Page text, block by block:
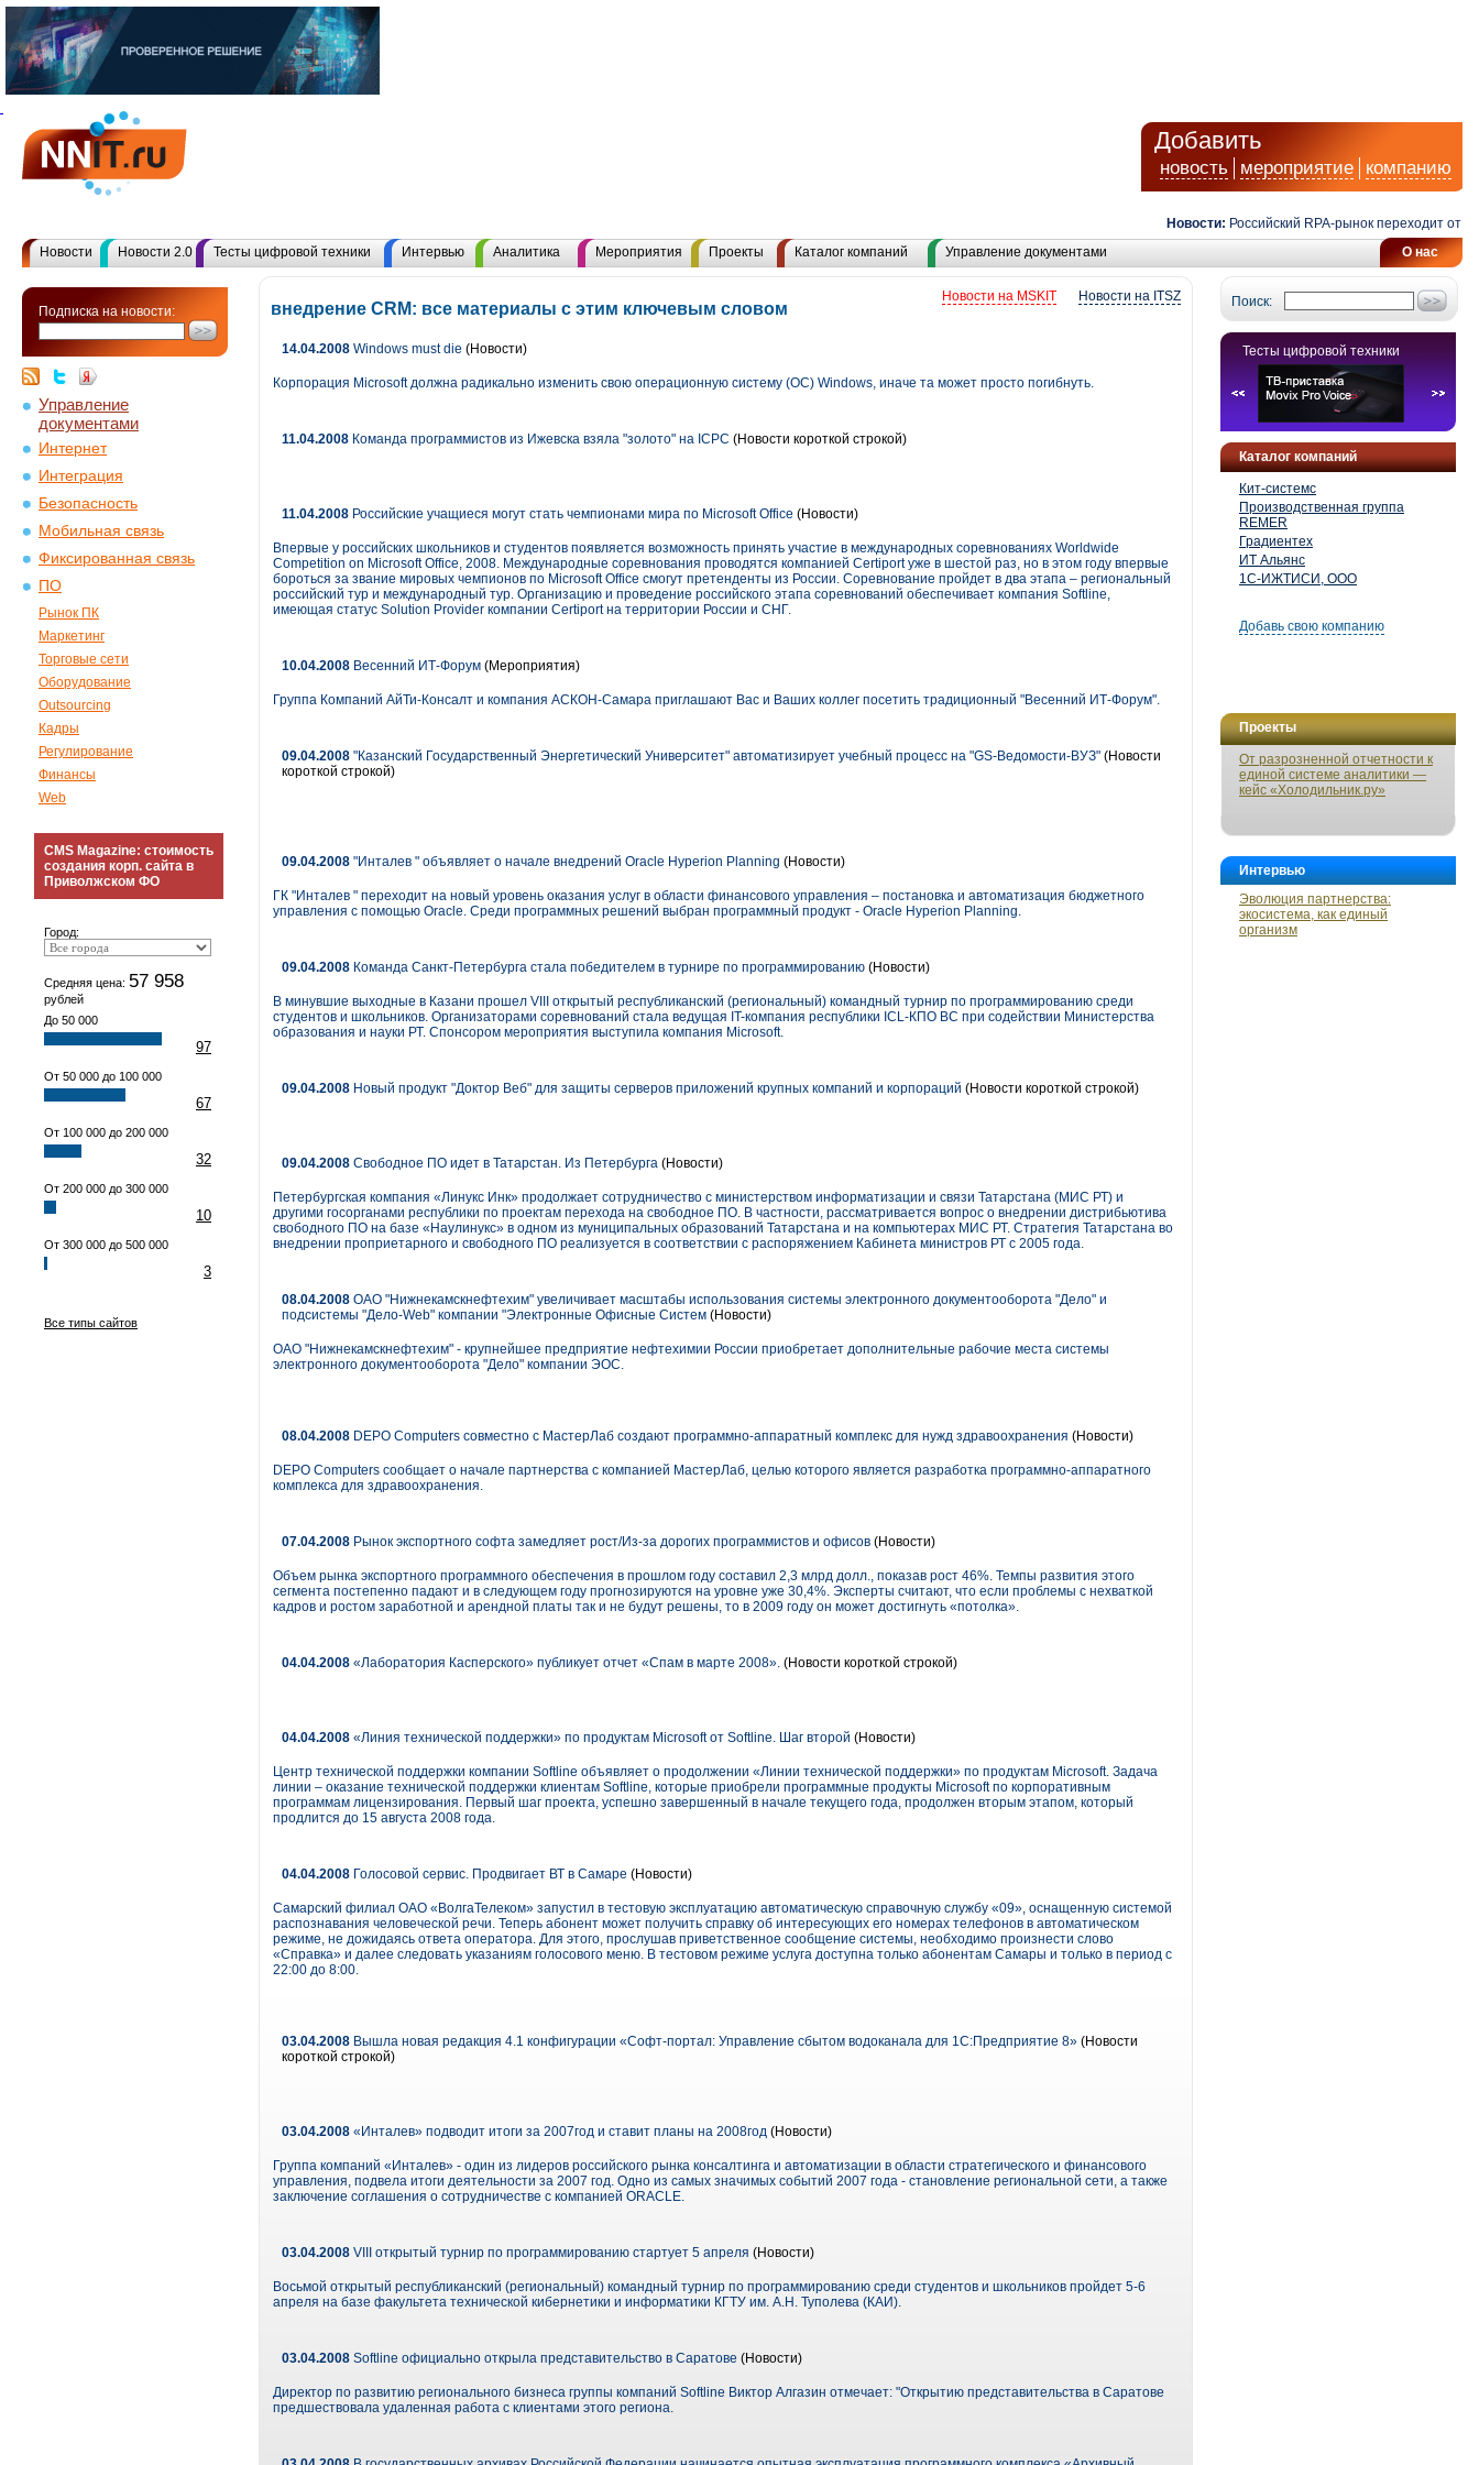
Добавить
новость мероприятие компанию
Новости: Российский RPA-рынок переходит от
О нас
Новости Новости 2.0 Тесты цифровой техники Интервью Аналитика Мероприятия Проекты Каталог компаний Управление документами
Подписка на новости:
Управление
документами
Интернет
Интеграция
Безопасность
Мобильная связь
Фиксированная связь
ПО
Рынок ПК
Маркетинг
Торговые сети
Оборудование
Outsourcing
Кадры
Регулирование
Финансы
Web
CMS Magazine: стоимость
создания корп. сайта в
Приволжском ФО
Город:
Средняя цена: 57 958
рублей
До 50 000
97
От 50 000 до 100 000
67
От 100 000 до 200 000
32
От 200 000 до 300 000
10
От 300 000 до 500 000
3
Все типы сайтов
Поиск:
Тесты цифровой техники
Каталог компаний
Кит-системс
Производственная группа
REMER
Градиентех
ИТ Альянс
1С-ИЖТИСИ, ООО
Добавь свою компанию
Проекты
От разрозненной отчетности к
единой системе аналитики —
кейс «Холодильник.ру»
Интервью
Эволюция партнерства:
экосистема, как единый
организм
Новости на ITSZ
Новости на MSKIT
внедрение CRM: все материалы с этим ключевым словом
14.04.2008 Windows must die (Новости)
Корпорация Microsoft должна радикально изменить свою операционную систему (ОС) Windows, иначе та может просто погибнуть.
11.04.2008 Команда программистов из Ижевска взяла "золото" на ICPC (Новости короткой строкой)
11.04.2008 Российские учащиеся могут стать чемпионами мира по Microsoft Office (Новости)
Впервые у российских школьников и студентов появляется возможность принять участие в международных соревнованиях Worldwide
Competition on Microsoft Office, 2008. Международные соревнования проводятся компанией Certiport уже в шестой раз, но в этом году впервые
бороться за звание мировых чемпионов по Microsoft Office смогут претенденты из России. Соревнование пройдет в два этапа – региональный
российский тур и международный тур. Организацию и проведение российского этапа соревнований обеспечивает компания Softline,
имеющая статус Solution Provider компании Certiport на территории России и СНГ.
10.04.2008 Весенний ИТ-Форум (Мероприятия)
Группа Компаний АйТи-Консалт и компания АСКОН-Самара приглашают Вас и Ваших коллег посетить традиционный "Весенний ИТ-Форум".
09.04.2008 "Казанский Государственный Энергетический Университет" автоматизирует учебный процесс на "GS-Ведомости-ВУЗ" (Новости
короткой строкой)
09.04.2008 "Инталев " объявляет о начале внедрений Oracle Hyperion Planning (Новости)
ГК "Инталев " переходит на новый уровень оказания услуг в области финансового управления – постановка и автоматизация бюджетного
управления с помощью Oracle. Среди программных решений выбран программный продукт - Oracle Hyperion Planning.
09.04.2008 Команда Санкт-Петербурга стала победителем в турнире по программированию (Новости)
В минувшие выходные в Казани прошел VIII открытый республиканский (региональный) командный турнир по программированию среди
студентов и школьников. Организаторами соревнований стала ведущая IT-компания республики ICL-КПО ВС при содействии Министерства
образования и науки РТ. Спонсором мероприятия выступила компания Microsoft.
09.04.2008 Новый продукт "Доктор Веб" для защиты серверов приложений крупных компаний и корпораций (Новости короткой строкой)
09.04.2008 Свободное ПО идет в Татарстан. Из Петербурга (Новости)
Петербургская компания «Линукс Инк» продолжает сотрудничество с министерством информатизации и связи Татарстана (МИС РТ) и
другими госорганами республики по проектам перехода на свободное ПО. В частности, рассматривается вопрос о внедрении дистрибьютива
свободного ПО на базе «Наулинукс» в одном из муниципальных образований Татарстана и на компьютерах МИС РТ. Стратегия Татарстана во
внедрении проприетарного и свободного ПО реализуется в соответствии с распоряжением Кабинета министров РТ с 2005 года.
08.04.2008 ОАО "Нижнекамскнефтехим" увеличивает масштабы использования системы электронного документооборота "Дело" и
подсистемы "Дело-Web" компании "Электронные Офисные Систем (Новости)
ОАО "Нижнекамскнефтехим" - крупнейшее предприятие нефтехимии России приобретает дополнительные рабочие места системы
электронного документооборота "Дело" компании ЭОС.
08.04.2008 DEPO Computers совместно с МастерЛаб создают программно-аппаратный комплекс для нужд здравоохранения (Новости)
DEPO Computers сообщает о начале партнерства с компанией МастерЛаб, целью которого является разработка программно-аппаратного
комплекса для здравоохранения.
07.04.2008 Рынок экспортного софта замедляет рост/Из-за дорогих программистов и офисов (Новости)
Объем рынка экспортного программного обеспечения в прошлом году составил 2,3 млрд долл., показав рост 46%. Темпы развития этого
сегмента постепенно падают и в следующем году прогнозируются на уровне уже 30,4%. Эксперты считают, что если проблемы с нехваткой
кадров и ростом заработной и арендной платы так и не будут решены, то в 2009 году он может достигнуть «потолка».
04.04.2008 «Лаборатория Касперского» публикует отчет «Спам в марте 2008». (Новости короткой строкой)
04.04.2008 «Линия технической поддержки» по продуктам Microsoft от Softline. Шаг второй (Новости)
Центр технической поддержки компании Softline объявляет о продолжении «Линии технической поддержки» по продуктам Microsoft. Задача
линии – оказание технической поддержки клиентам Softline, которые приобрели программные продукты Microsoft по корпоративным
программам лицензирования. Первый шаг проекта, успешно завершенный в начале текущего года, продолжен вторым этапом, который
продлится до 15 августа 2008 года.
04.04.2008 Голосовой сервис. Продвигает ВТ в Самаре (Новости)
Самарский филиал ОАО «ВолгаТелеком» запустил в тестовую эксплуатацию автоматическую справочную службу «09», оснащенную системой
распознавания человеческой речи. Теперь абонент может получить справку об интересующих его номерах телефонов в автоматическом
режиме, не дожидаясь ответа оператора. Для этого, прослушав приветственное сообщение системы, необходимо произнести слово
«Справка» и далее следовать указаниям голосового меню. В тестовом режиме услуга доступна только абонентам Самары и только в период с
22:00 до 8:00.
03.04.2008 Вышла новая редакция 4.1 конфигурации «Софт-портал: Управление сбытом водоканала для 1С:Предприятие 8» (Новости
короткой строкой)
03.04.2008 «Инталев» подводит итоги за 2007год и ставит планы на 2008год (Новости)
Группа компаний «Инталев» - один из лидеров российского рынка консалтинга и автоматизации в области стратегического и финансового
управления, подвела итоги деятельности за 2007 год. Одно из самых значимых событий 2007 года - становление региональной сети, а также
заключение соглашения о сотрудничестве с компанией ORACLE.
03.04.2008 VIII открытый турнир по программированию стартует 5 апреля (Новости)
Восьмой открытый республиканский (региональный) командный турнир по программированию среди студентов и школьников пройдет 5-6
апреля на базе факультета технической кибернетики и информатики КГТУ им. А.Н. Туполева (КАИ).
03.04.2008 Softline официально открыла представительство в Саратове (Новости)
Директор по развитию регионального бизнеса группы компаний Softline Виктор Алгазин отмечает: "Открытию представительства в Саратове
предшествовала удаленная работа с клиентами этого региона.